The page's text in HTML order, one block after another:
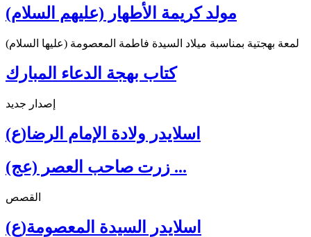
مولد كريمة الأطهار (عليهم السلام)
لمعة بهجتية بمناسبة ميلاد السيدة فاطمة المعصومة (عليها السلام)
كتاب بهجة الدعاء المبارك
إصدار جديد
اسلايدر ولادة الإمام الرضا(ع)
زرت صاحب العصر (عج) ...
القصص
اسلايدر السيدة المعصومة(ع)